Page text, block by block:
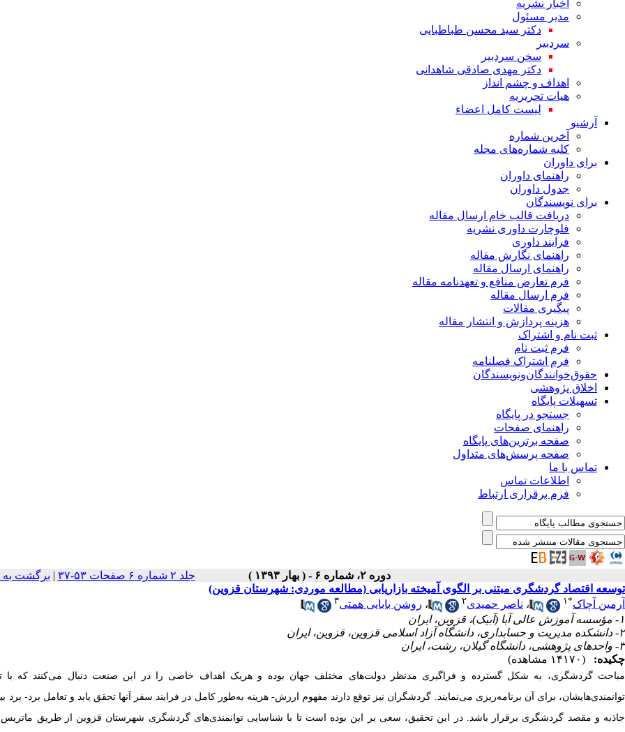
اخبار نشریه
مدیر مسئول
دکتر سید محسن طباطبایی
سردبیر
سخن سردبیر
دکتر مهدی صادقی شاهدانی
اهداف و چشم انداز
هیات تحریریه
لیست کامل اعضاء
آرشیو
آخرین شماره
کلیه شماره‌های مجله
برای داوران
راهنمای داوران
جدول داوران
برای نویسندگان
دریافت قالب خام ارسال مقاله
فلوچارت داوری نشریه
فرایند داوری
راهنمای نگارش مقاله
راهنمای ارسال مقاله
فرم تعارض منافع و تعهدنامه مقاله
فرم ارسال مقاله
پیگیری مقالات
هزینه پردازش و انتشار مقاله
ثبت نام و اشتراک
فرم ثبت نام
فرم اشتراک فصلنامه
حقوق‌خوانندگان‌و‌نویسندگان
اخلاق پژوهشی
تسهیلات پایگاه
جستجو در پایگاه
راهنمای صفحات
صفحه برترین‌های پایگاه
صفحه پرسش‌های متداول
تماس با ما
اطلاعات تماس
فرم برقراری ارتباط
دوره ۲، شماره ۶ - ( بهار ۱۳۹۳ ) جلد ۲ شماره ۶ صفحات ۵۳-۳۷ | برگشت
توسعه اقتصاد گردشگری مبتنی بر الگوی آمیخته بازاریابی (مطالعه موردی: شهرستان قزوین)
آرمین آچاک*۱ ، ناصر حمیدی۲ ، روشن بابایی همتی۳
۱- مؤسسه آموزش عالی آبا (آبیک)، قزوین، ایران
۲- دانشکده مدیریت و حسابداری، دانشگاه آزاد اسلامی قزوین، قزوین، ایران
۳- واحدهای پژوهشی، دانشگاه گیلان، رشت، ایران
چکیده:
(۱۴۱۷۰ مشاهده)
مباحث گردشگری، به شکل گسترده و فراگیری مدنظر دولت‌های مختلف جهان بوده و هریک اهداف خاصی را در این صنعت دنبال می‌کنند که با
توانمندی‌هایشان، برای آن برنامه‌ریزی می‌نمایند. گردشگران نیز توقع دارند مفهوم ارزش-‌ هزینه به‌طور کامل در فرایند سفر آنها تحقق یابد و تعامل برد- برد
جاذبه و مقصد گردشگری برقرار باشد. در این تحقیق، سعی بر این بوده است تا با شناسایی توانمندی‌های گردشگری شهرستان قزوین از طریق